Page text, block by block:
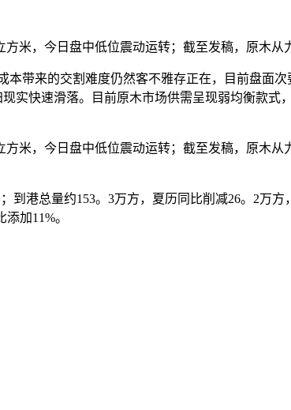
，今日盘中低位震动运转；截至发稿，原木从
来的交割难度仍然客不雅存正在，目前盘面次
实快速滑落。目前原木市场供需呈现弱均衡款式
，今日盘中低位震动运转；截至发稿，原木从
港总量约153。3万方，夏历同比削减26。2万方
加11%。